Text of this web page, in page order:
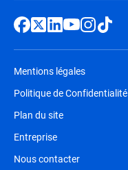
Mentions légales
Politique de Confidentialité
Plan du site
Entreprise
Nous contacter